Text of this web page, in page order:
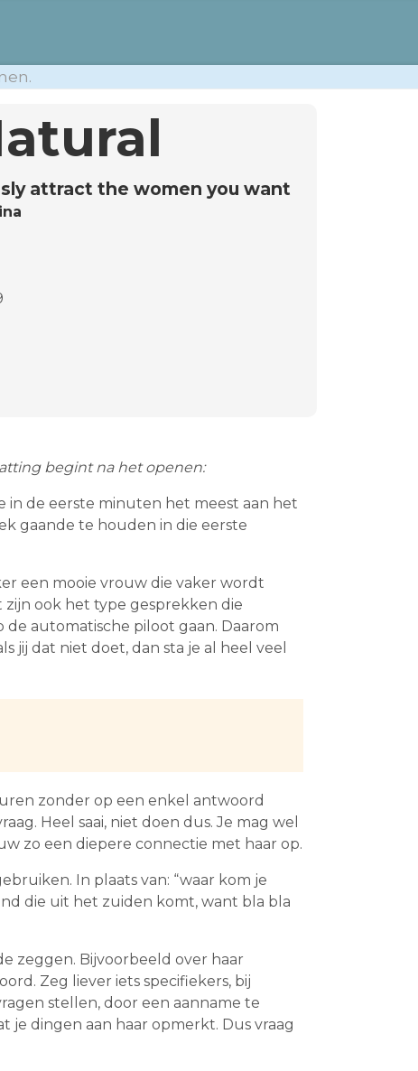
attract the women you want
begint na het openen:
in de eerste minuten het meest aan het
gaande te houden in die eerste
een mooie vrouw die vaker wordt
ook het type gesprekken die
automatische piloot gaan. Daarom
jij dat niet doet, dan sta je al heel veel
zonder op een enkel antwoord
Heel saai, niet doen dus. Je mag wel
zo een diepere connectie met haar op.
In plaats van: “waar kom je
die uit het zuiden komt, want bla bla
zeggen. Bijvoorbeeld over haar
Zeg liever iets specifiekers, bij
stellen, door een aanname te
je dingen aan haar opmerkt. Dus vraag